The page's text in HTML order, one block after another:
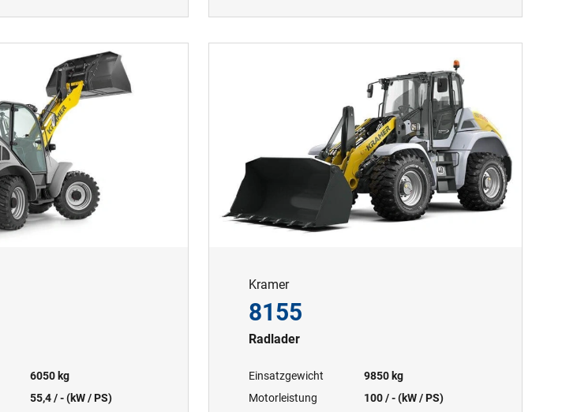
6050 kg
55,4 / - (kW / PS)
Kramer
8155
Radlader
Einsatzgewicht
9850 kg
Motorleistung
100 / - (kW / PS)